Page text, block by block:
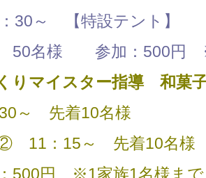
30～ 【特設テント】
様 参加：500円 ※お
マイスター指導 和菓子
～ 先着10名様
15～ 先着10名様
円 ※1家族1名様まで